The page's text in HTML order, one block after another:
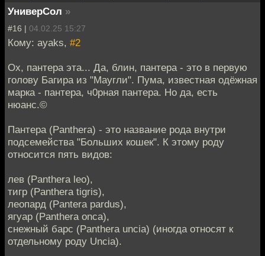
УниверСол »
#16 | 04.02.25 15:27
Кому: ayaks, #2
Ох, пантера эта... Да, блин, пантера - это в первую
голову Багира из "Маугли". Пума, известная одёжная
марка - пантера, ч0рная пантера. Но да, есть
нюанс.©
Пантера (Panthera) - это название рода внутри
подсемейства "Больших кошек". К этому роду
относится пять видов:
лев (Panthera leo),
тигр (Panthera tigris),
леопард (Pantera pardus),
ягуар (Panthera onca),
снежный барс (Panthera uncia) (иногда относят к
отдельному роду Uncia).